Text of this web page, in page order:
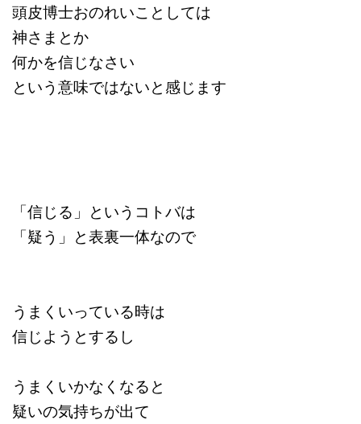
頭皮博士おのれいことしては
神さまとか
何かを信じなさい
という意味ではないと感じます
「信じる」というコトバは
「疑う」と表裏一体なので
うまくいっている時は
信じようとするし
うまくいかなくなると
疑いの気持ちが出て